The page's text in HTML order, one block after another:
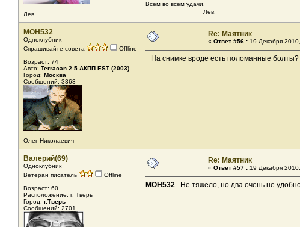
Лев
Всем во всём удачи.
Лев.
MOH532
Одноклубник
Спрашивайте совета
Offline
Возраст: 74
Авто: Terracan 2.5 АКПП EST (2003)
Город: Москва
Сообщений: 3363
Олег Николаевич
Re: Маятник
« Ответ #56 : 19 Декабря
На снимке вроде есть поломанные
Валерий(69)
Одноклубник
Ветеран писатель
Offline
Возраст: 60
Расположение: г. Тверь
Город: г.Тверь
Сообщений: 2701
Re: Маятник
« Ответ #57 : 19 Декабря
MOH532 Не тяжело, но два очень не